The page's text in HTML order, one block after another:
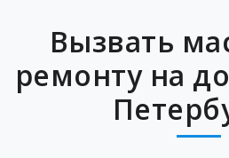
Вызвать
ремонту на